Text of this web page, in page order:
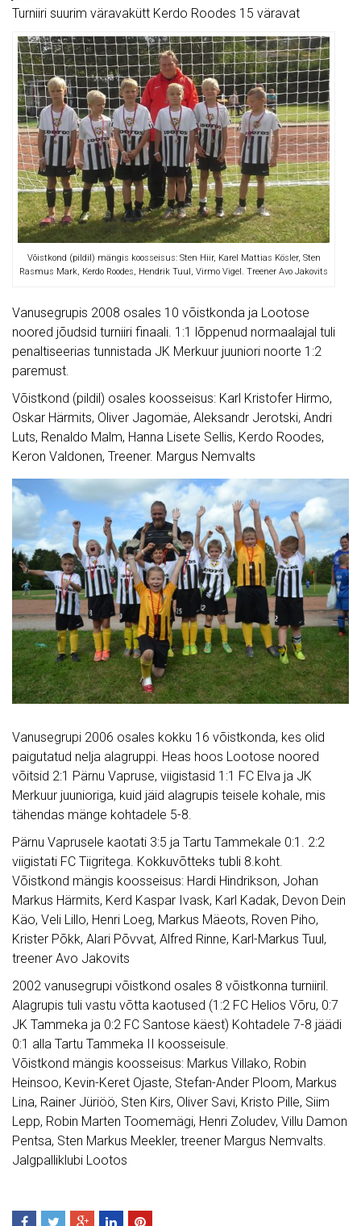
Turniiri suurim väravakütt Kerdo Roodes 15 väravat
Võistkond (pildil) mängis koosseisus: Sten Hiir, Karel Mattias Kösler, Sten
Rasmus Mark, Kerdo Roodes, Hendrik Tuul, Virmo Vigel. Treener Avo Jakovits
Vanusegrupis 2008 osales 10 võistkonda ja Lootose
noored jõudsid turniiri finaali. 1:1 lõppenud normaalajal tuli
penaltiseerias tunnistada JK Merkuur juuniori noorte 1:2
paremust.
Võistkond (pildil) osales koosseisus: Karl Kristofer Hirmo,
Oskar Härmits, Oliver Jagomäe, Aleksandr Jerotski, Andri
Luts, Renaldo Malm, Hanna Lisete Sellis, Kerdo Roodes,
Keron Valdonen, Treener. Margus Nemvalts
Vanusegrupi 2006 osales kokku 16 võistkonda, kes olid
paigutatud nelja alagruppi. Heas hoos Lootose noored
võitsid 2:1 Pärnu Vapruse, viigistasid 1:1 FC Elva ja JK
Merkuur juunioriga, kuid jäid alagrupis teisele kohale, mis
tähendas mänge kohtadele 5-8.
Pärnu Vaprusele kaotati 3:5 ja Tartu Tammekale 0:1. 2:2
viigistati FC Tiigritega. Kokkuvõtteks tubli 8.koht.
Võistkond mängis koosseisus: Hardi Hindrikson, Johan
Markus Härmits, Kerd Kaspar Ivask, Karl Kadak, Devon Dein
Käo, Veli Lillo, Henri Loeg, Markus Mäeots, Roven Piho,
Krister Põkk, Alari Põvvat, Alfred Rinne, Karl-Markus Tuul,
treener Avo Jakovits
2002 vanusegrupi võistkond osales 8 võistkonna turniiril.
Alagrupis tuli vastu võtta kaotused (1:2 FC Helios Võru, 0:7
JK Tammeka ja 0:2 FC Santose käest) Kohtadele 7-8 jäädi
0:1 alla Tartu Tammeka II koosseisule.
Võistkond mängis koosseisus: Markus Villako, Robin
Heinsoo, Kevin-Keret Ojaste, Stefan-Ander Ploom, Markus
Lina, Rainer Jüriöö, Sten Kirs, Oliver Savi, Kristo Pille, Siim
Lepp, Robin Marten Toomemägi, Henri Zoludev, Villu Damon
Pentsa, Sten Markus Meekler, treener Margus Nemvalts.
Jalgpalliklubi Lootos